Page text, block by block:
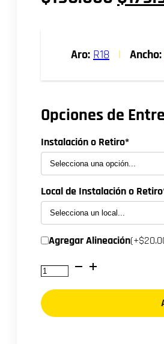
Aro: R18 | Ancho:
Opciones de
Instalación o Retiro*
Local de Instalación o
Agregar Alineación
NEUMATICO
280/70R18
SAMSON
R-
1W